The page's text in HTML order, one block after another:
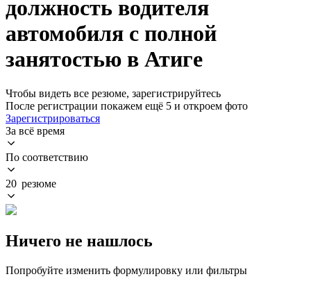
должность водителя
автомобиля с полной
занятостью в Атиге
Чтобы видеть все резюме, зарегистрируйтесь
После регистрации покажем ещё 5 и откроем фото
Зарегистрироваться
За всё время
По соответствию
20 резюме
Ничего не нашлось
Попробуйте изменить формулировку или фильтры